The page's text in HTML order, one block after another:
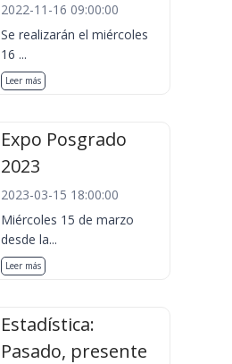
2022-11-16 09:00:00
Se realizarán el miércoles
16 ...
Leer más
Expo Posgrado
2023
2023-03-15 18:00:00
Miércoles 15 de marzo
desde la...
Leer más
Estadística:
Pasado, presente